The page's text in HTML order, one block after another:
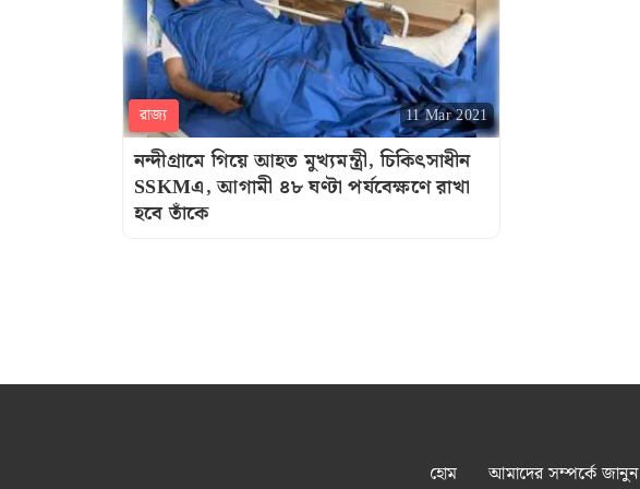
রাজ্য 11 Mar 2021
নন্দীগ্রামে গিয়ে আহত মুখ্যমন্ত্রী, চিকিৎসাধীন
SSKMএ, আগামী ৪৮ ঘণ্টা পর্যবেক্ষণে রাখা
হবে তাঁকে
হোম আমাদের সম্পর্কে জানুন